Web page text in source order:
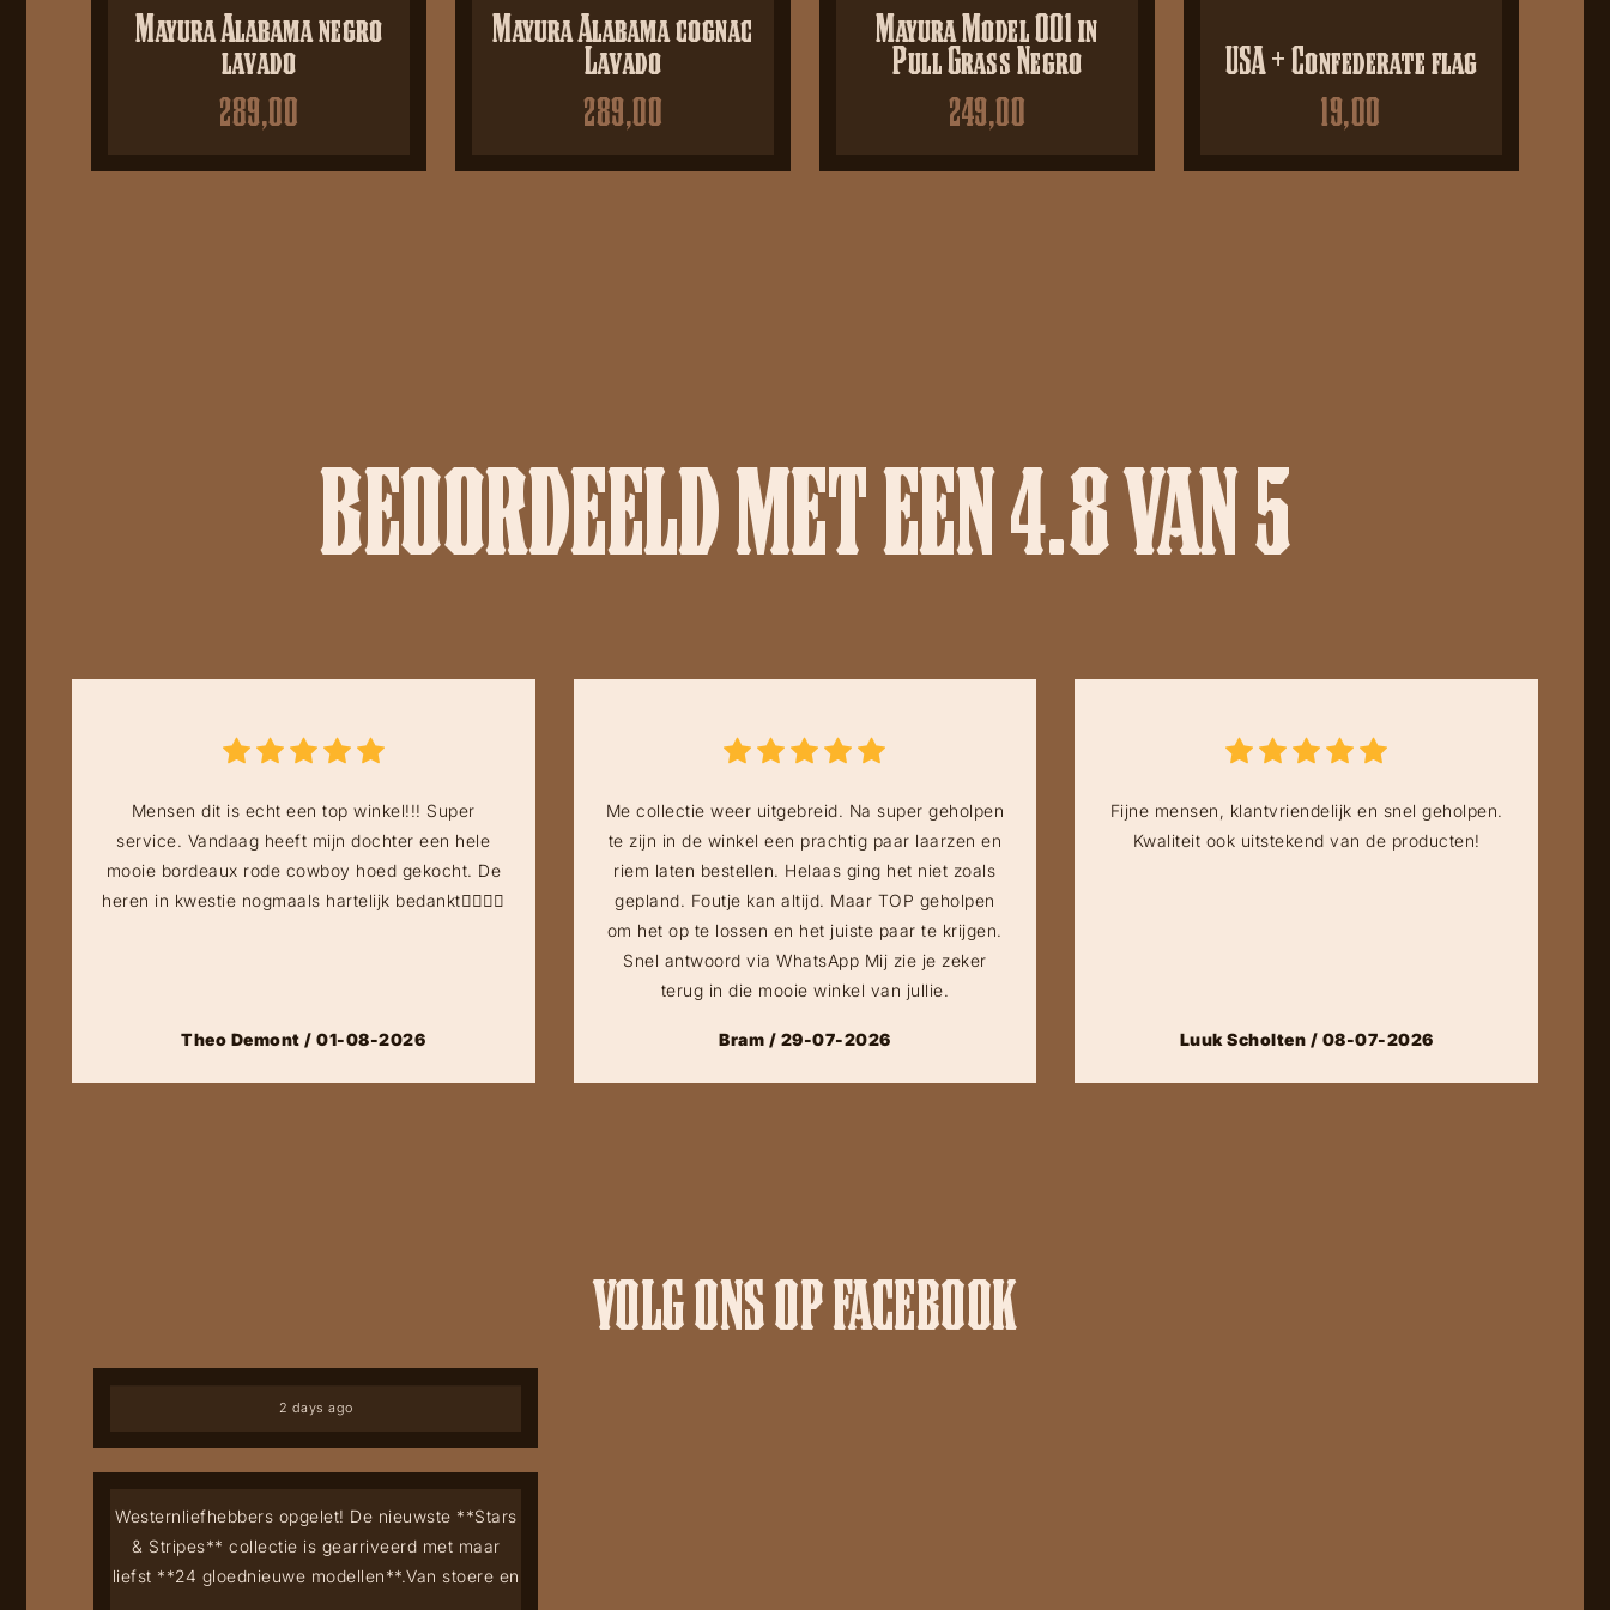
Mayura Alabama negro
lavado
289,00
Mayura Alabama cognac
Lavado
289,00
Mayura Model 001 in
Pull Grass Negro
249,00
USA + Confederate flag
19,00
BEOORDEELD MET EEN 4.8 VAN 5
Mensen dit is echt een top winkel!!! Super
service. Vandaag heeft mijn dochter een hele
mooie bordeaux rode cowboy hoed gekocht. De
heren in kwestie nogmaals hartelijk bedankt👍🏻👍🏻
Theo Demont / 01-08-2026
Me collectie weer uitgebreid. Na super geholpen
te zijn in de winkel een prachtig paar laarzen en
riem laten bestellen. Helaas ging het niet zoals
gepland. Foutje kan altijd. Maar TOP geholpen
om het op te lossen en het juiste paar te krijgen.
Snel antwoord via WhatsApp Mij zie je zeker
terug in die mooie winkel van jullie.
Bram / 29-07-2026
Fijne mensen, klantvriendelijk en snel geholpen.
Kwaliteit ook uitstekend van de producten!
Luuk Scholten / 08-07-2026
VOLG ONS OP FACEBOOK
2 days ago
Westernliefhebbers opgelet! De nieuwste **Stars
& Stripes** collectie is gearriveerd met maar
liefst **24 gloednieuwe modellen**.Van stoere en